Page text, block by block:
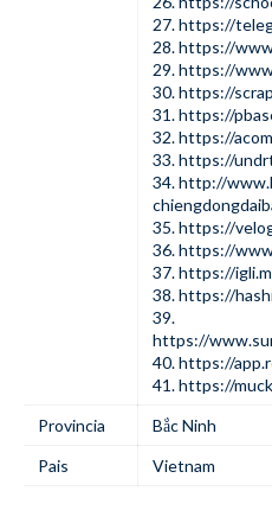
27.https://
28.https://
29.https://
30.https://
31.https://
32.https://
33.https://
34.http://
35.https://
36.https://
37.https://
38.https://
39.
https://
40.https://
41.https://
Provincia
Bắc Ninh
Pais
Vietnam